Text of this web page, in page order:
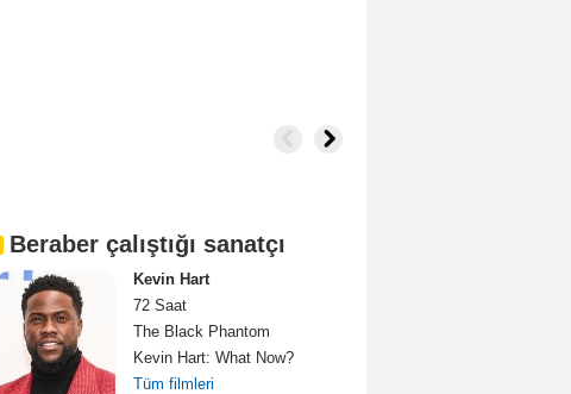
Beraber çalıştığı sanatçı
Kevin Hart
72 Saat
The Black Phantom
Kevin Hart: What Now?
Tüm filmleri